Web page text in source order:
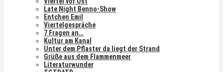
Late Night Benno-Show
Entchen Emil
Viertelgespräche
7 Fragen an…
Kultur am Kanal
Unter dem Pflaster da liegt der Strand
Grüße aus dem Flammenmeer
Literaturwunder